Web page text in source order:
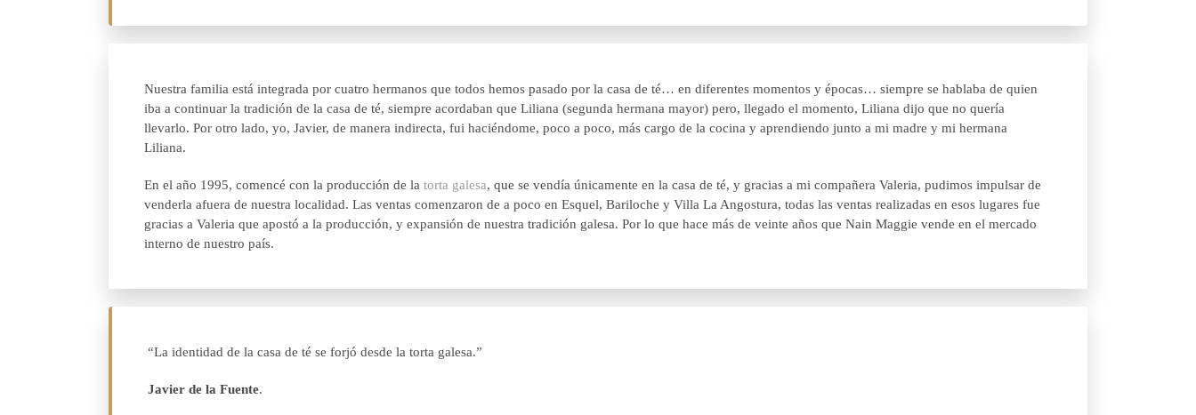
Nuestra familia está integrada por cuatro hermanos que todos hemos pasado por la casa de té… en diferentes momentos y épocas… siempre se hablaba de quien
iba a continuar la tradición de la casa de té, siempre acordaban que Liliana (segunda hermana mayor) pero, llegado el momento, Liliana dijo que no quería
llevarlo. Por otro lado, yo, Javier, de manera indirecta, fui haciéndome, poco a poco, más cargo de la cocina y aprendiendo junto a mi madre y mi hermana
Liliana.
En el año 1995, comencé con la producción de la torta galesa, que se vendía únicamente en la casa de té, y gracias a mi compañera Valeria, pudimos impulsar de
venderla afuera de nuestra localidad. Las ventas comenzaron de a poco en Esquel, Bariloche y Villa La Angostura, todas las ventas realizadas en esos lugares fue
gracias a Valeria que apostó a la producción, y expansión de nuestra tradición galesa. Por lo que hace más de veinte años que Nain Maggie vende en el mercado
interno de nuestro país.
“La identidad de la casa de té se forjó desde la torta galesa.”
Javier de la Fuente.